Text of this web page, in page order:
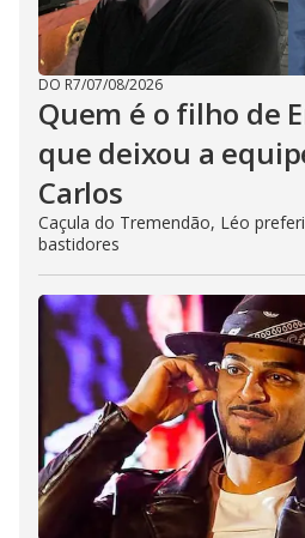
DO R7/07/08/2026
Quem é o filho de
que deixou a
Carlos
Caçula do Tremendão, Léo
bastidores